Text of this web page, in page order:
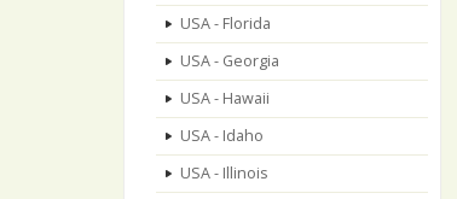
USA - Florida
USA - Georgia
USA - Hawaii
USA - Idaho
USA - Illinois